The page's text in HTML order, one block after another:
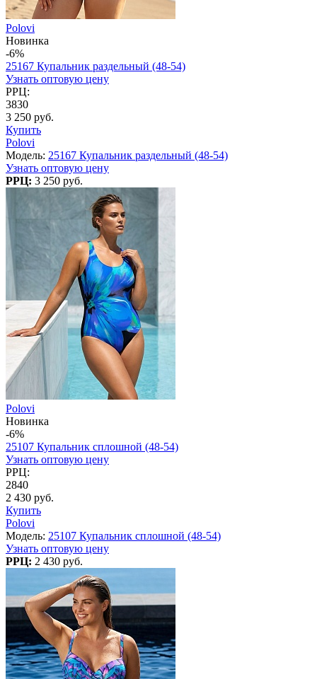
Polovi
Новинка
-6%
25167 Купальник раздельный (48-54)
Узнать оптовую цену
РРЦ:
3830
3 250 руб.
Купить
Polovi
Модель: 25167 Купальник раздельный (48-54)
Узнать оптовую цену
РРЦ: 3 250 руб.
Polovi
Новинка
-6%
25107 Купальник сплошной (48-54)
Узнать оптовую цену
РРЦ:
2840
2 430 руб.
Купить
Polovi
Модель: 25107 Купальник сплошной (48-54)
Узнать оптовую цену
РРЦ: 2 430 руб.